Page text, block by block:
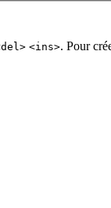
<ins>. Pour